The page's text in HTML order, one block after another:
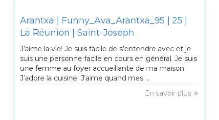
Arantxa | Funny_Ava_Arantxa_95 | 25 |
La Réunion | Saint-Joseph
J’aime la vie! Je suis facile de s’entendre avec et je
suis une personne facile en cours en général. Je suis
une femme au foyer accueillante de ma maison.
J’adore la cuisine. J’aime quand mes ...
En savoir plus